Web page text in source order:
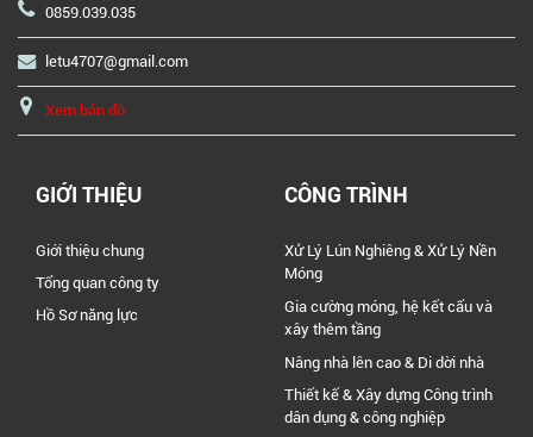
0859.039.035
letu4707@gmail.com
Xem bản đồ
GIỚI THIỆU
Giới thiệu chung
Tổng quan công ty
Hồ Sơ năng lực
CÔNG TRÌNH
Xử Lý Lún Nghiêng & Xử Lý Nền
Móng
Gia cường móng, hệ kết cấu và
xây thêm tầng
Nâng nhà lên cao & Di dời nhà
Thiết kế & Xây dựng Công trình
dân dụng & công nghiệp